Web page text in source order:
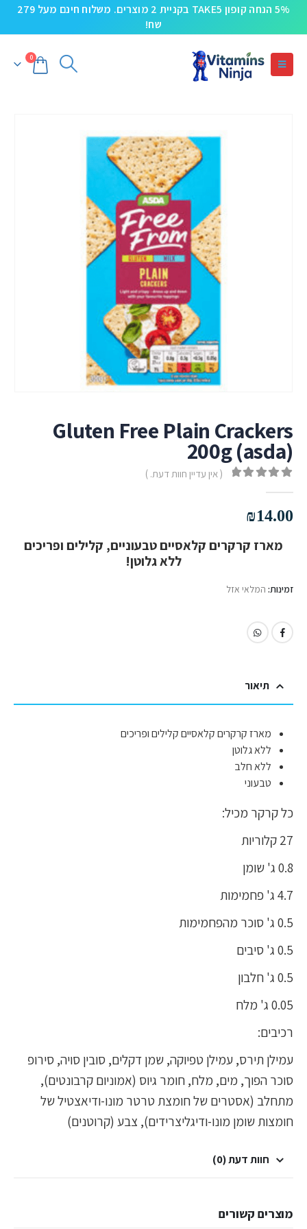
5% הנחה קופון TAKE5 בקניית 2 מוצרים. משלוח חינם מעל 279
שח!
0
Gluten Free Plain Crackers
200g (asda)
( אין עדיין חוות דעת. )
₪14.00
מארז קרקרים קלאסיים טבעוניים, קלילים ופריכים
ללא גלוטן!
זמינות: המלאי אזל
תיאור
מארז קרקרים קלאסיים קלילים ופריכים
ללא גלוטן
ללא חלב
טבעוני
כל קרקר מכיל:
27 קלוריות
0.8 ג' שומן
4.7 ג' פחמימות
0.5 ג' סוכר מהפחמימות
0.5 ג' סיבים
0.5 ג' חלבון
0.05 ג' מלח
רכיבים:
עמילן תירס, עמילן טפיוקה, שמן דקלים, סובין סויה, סירופ
סוכר הפוך, מים, מלח, חומר גיוס (אמוניום קרבונטים),
מתחלב (אסטרים של חומצת טרטר מונו-ודיאצטיל של
חומצות שומן מונו-ודיגליצרידים), צבע (קרוטנים)
חוות דעת (0)
מוצרים קשורים